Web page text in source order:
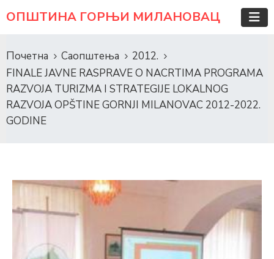
ОПШТИНА ГОРЊИ МИЛАНОВАЦ
Почетна Саопштења
2012.
FINALE JAVNE RASPRAVE O NACRTIMA PROGRAMA
RAZVOJA TURIZMA I STRATEGIJE LOKALNOG
RAZVOJA OPŠTINE GORNJI MILANOVAC 2012-2022.
GODINE